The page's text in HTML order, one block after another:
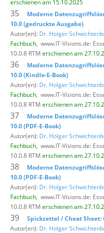
erschienen am 15.10.2025
35
Moderne
10.0 (gedruckte Ausgabe)
Autor(en): Dr. Holger
Fachbuch, www.IT-Visions.de:
10.0.8 RTM erschienen am
36
Moderne
10.0 (Kindle-E-Book)
Autor(en): Dr. Holger
Fachbuch, www.IT-Visions.de:
10.0.8 RTM erschienen am
37
Moderne
10.0 (PDF-E-Book)
Autor(en): Dr. Holger
Fachbuch, www.IT-Visions.de:
10.0.8 RTM erschienen am
38
Moderne
10.0 (PDF-E-Book)
Autor(en): Dr. Holger
Fachbuch, www.IT-Visions.de:
10.0.8 RTM erschienen am
39
Spickzettel / Cheat Sheet:
Autor(en): Dr. Holger